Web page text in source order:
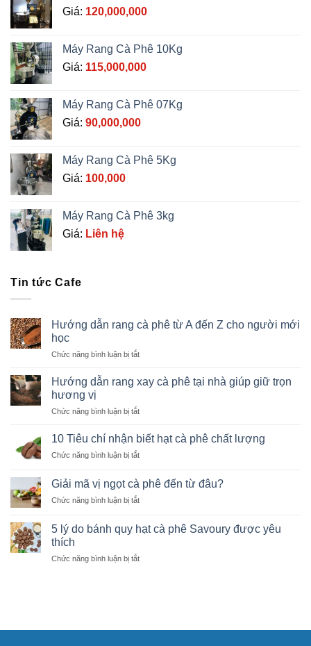
Giá: 120,000,000
Máy Rang Cà Phê 10Kg
Giá: 115,000,000
Máy Rang Cà Phê 07Kg
Giá: 90,000,000
Máy Rang Cà Phê 5Kg
Giá: 100,000
Máy Rang Cà Phê 3kg
Giá: Liên hệ
Tin tức Cafe
Hướng dẫn rang cà phê từ A đến Z cho người mới
học
Chức năng bình luận bị tắtở
dẫn
rang
phê
A
Z
người
Hướng dẫn rang xay cà phê tại nhà giúp giữ trọn
hương vị
Chức năng bình luận bị tắtở
dẫn
xay
phê
nhà
giữ
10 Tiêu chí nhận biết hạt cà phê chất lượng
Chức năng bình luận bị tắtở
Tiêu
chí
nhận
hạt
chất
Giải mã vị ngọt cà phê đến từ đâu?
Chức năng bình luận bị tắtở
mã
vị
cà
5 lý do bánh quy hạt cà phê Savoury được yêu
thích
Chức năng bình luận bị tắtở
hạt